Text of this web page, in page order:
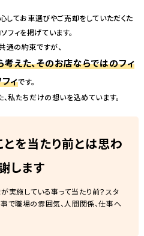
してお車選びやご売却をしていただくた
フィを掲げています。
通の約束ですが、
えた、そのお店ならではのフィ
ィです。
私たちだけの想いを込めています。
を当たり前とは思わ
します
実施している事って当たり前？スタ
で職場の雰囲気、人間関係、仕事へ